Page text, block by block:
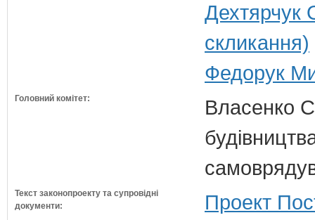
Дехтярчук
скликання)
Федорук
Головний комітет:
Власенко
Текст законопроекту та супровідні
документи:
Проект